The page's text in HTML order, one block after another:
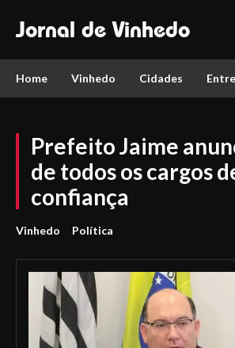
Jornal de Vinhedo
Home Vinhedo Cidades
Prefeito Jaime
de todos os cargos
confiança
Vinhedo Política